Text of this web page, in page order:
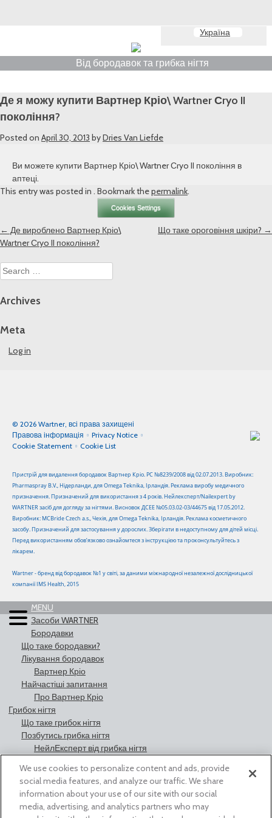
Від бородавок та грибка нігтя
Україна
Де я можу купити Вартнер Кріо\ Wartner Сryo II
покоління?
Posted on April 30, 2013 byDries Van Liefde
Ви можете купити Вартнер Кріо\ Wartner Сryo II покоління в
аптеці.
This entry was posted in . Bookmark thepermalink.
Cookies Settings
Post
navigation
← Де вироблено Вартнер Кріо\
Wartner Сryo II покоління?
Що таке ороговіння шкіри? →
Search
for:
Archives
Meta
Log in
© 2026 Wartner, всі права захищені
Правова інформація
Privacy Notice
Cookie Statement
Cookie List
Пристрій для видалення бородавок Вартнер Кріо. РС №8239/2008 від 02.07.2013. Виробник:
Pharmaspray B.V., Нідерланди, для Omega Teknika, Ірландія. Реклама виробу медичного
призначення. Призначений для використання з 4 років. Нейлексперт/Nailexpert by
WARTNER засіб для догляду за нігтями. Висновок ДСЕЕ №05.03.02-03/44675 від 17.05.2012.
Виробник: MCBride Czech a.s., Чехія, для Omega Teknika, Ірландія. Реклама косметичного
засобу. Призначений для застосування у дорослих. Зберігати в недоступному для дітей місці.
Перед використанням обов’язково ознайомтеся з інструкцією та проконсультуйтесь з
лікарем.
Wartner - бренд від бородавок №1 у світі, за даними міжнародної незалежної дослідницької
компанії IMS Health, 2015
MENU
Засоби WARTNER
Бородавки
Що таке бородавки?
Лікування бородавок
Вартнер Кріо
Найчастіші запитання
Про Вартнер Кріо
Грибок нігтя
Що таке грибок нігтя
Позбутись грибка нігтя
НейлЕксперт від грибка нігтя
САМОЛІКУВАННЯ МОЖЕ
We use cookies to personalize content and ads, provide
social media features, and analyze our traffic. We share
information about your use of our site with our social
media, advertising, and analytics partners who may